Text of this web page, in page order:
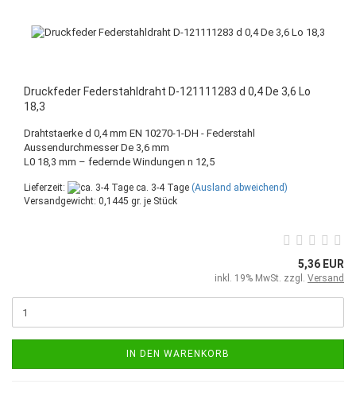
Druckfeder Federstahldraht D-121111283 d 0,4 De 3,6 Lo
18,3
Drahtstaerke d 0,4 mm EN 10270-1-DH - Federstahl
Aussendurchmesser De 3,6 mm
L0 18,3 mm – federnde Windungen n 12,5
Lieferzeit: ca. 3-4 Tage (Ausland abweichend)
Versandgewicht: 0,1445 gr. je Stück
5,36 EUR
inkl. 19% MwSt. zzgl. Versand
IN DEN WARENKORB